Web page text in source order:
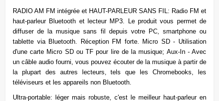
RADIO AM FM intégrée et HAUT-PARLEUR SANS FIL: Radio FM et
haut-parleur Bluetooth et lecteur MP3. Le produit vous permet de
diffuser de la musique sans fil depuis votre PC, smartphone ou
tablette via Bluetooth. Réception FM forte. Micro SD - Utilisation
d'une carte Micro SD ou TF pour lire de la musique; Aux-In - Avec
un câble audio fourni, vous pouvez écouter de la musique à partir de
la plupart des autres lecteurs, tels que les Chromebooks, les
téléviseurs et les appareils non Bluetooth.
Ultra-portable: léger mais robuste, c'est le meilleur haut-parleur en